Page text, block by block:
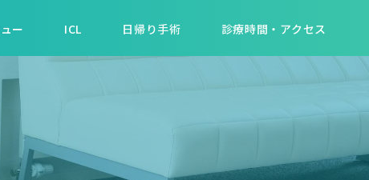
ー ICL 日帰り手術 診療時間・アクセス